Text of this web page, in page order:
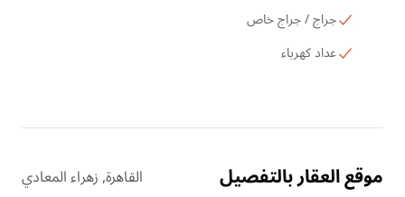
جراج / جراج خاص
عداد كهرباء
موقع العقار بالتفصيل القاهرة, زهراء المعادي